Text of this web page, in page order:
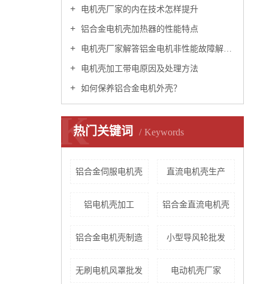
电机壳厂家的内在技术怎样提升
铝合金电机壳加热器的性能特点
电机壳厂家解答铝金电机非性能故障解决办法
电机壳加工带电原因及处理方法
如何保养铝合金电机外壳？
热门关键词 Keywords
K
铝合金伺服电机壳 直流电机壳生产
铝电机壳加工 铝合金直流电机壳
铝合金电机壳制造 小型导风轮批发
无刷电机风罩批发 电动机壳厂家